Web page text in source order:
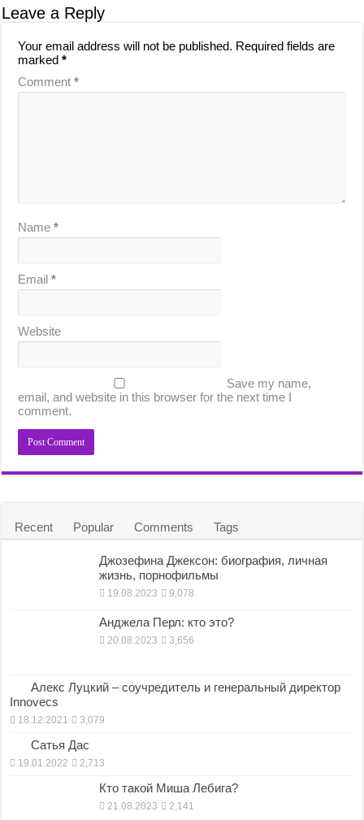
n
Leave a Reply
Your email address will not be published. Required fields are
marked*
Comment*
Name*
Email*
Website
Save my name,
email, and website in this browser for the next time I
comment.
Recent Popular Comments Tags
Джозефина Джексон: биография, личная
жизнь, порнофильмы
19.08.2023 9,078
Анджела Перл: кто это?
20.08.2023 3,656
Алекс Луцкий – соучредитель и генеральный директор
Innovecs
18.12.2021 3,079
Сатья Дас
19.01.2022 2,713
Кто такой Миша Лебига?
21.08.2023 2,141